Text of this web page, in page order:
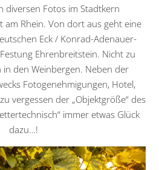
diversen Fotos im Stadtkern
Rhein. Von dort aus geht eine
Eck / Konrad-Adenauer-
Ehrenbreitstein. Nicht zu
den Weinbergen. Neben der
Fotogenehmigungen, Hotel,
vergessen der „Objektgröße“ des
immer etwas Glück
dazu…!